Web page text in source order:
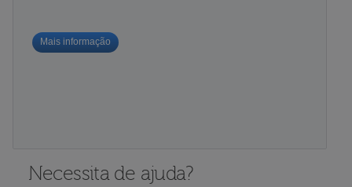
Mais informação
Necessita de ajuda?